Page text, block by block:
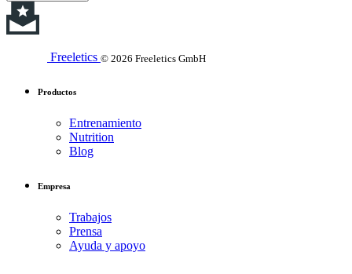
Freeletics © 2026 Freeletics GmbH
Productos
Entrenamiento
Nutrition
Blog
Empresa
Trabajos
Prensa
Ayuda y apoyo